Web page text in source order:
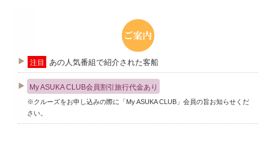
注目 あの人気番組で紹介された客船
My ASUKA CLUB会員割引旅行代金あり
※クルーズをお申し込みの際に「My ASUKA CLUB」会員の旨お知らせくだ
さい。